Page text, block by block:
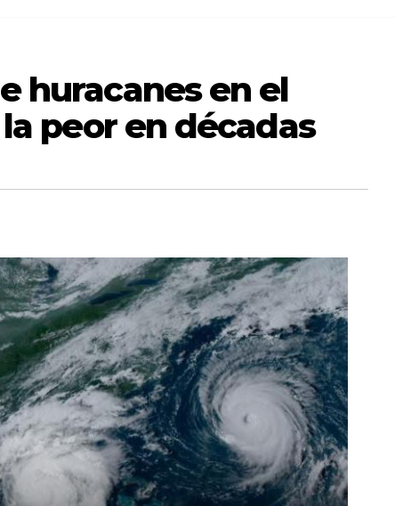
huracanes en el
peor en décadas